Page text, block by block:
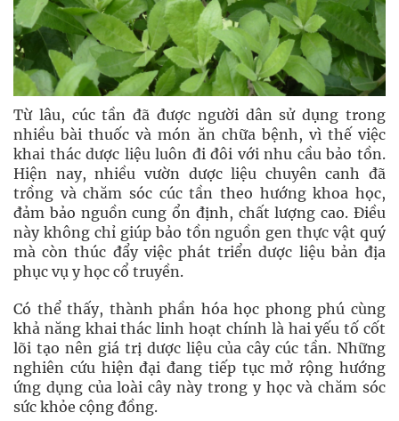
Từ lâu, cúc tần đã được người dân sử dụng trong
nhiều bài thuốc và món ăn chữa bệnh, vì thế việc
khai thác dược liệu luôn đi đôi với nhu cầu bảo tồn.
Hiện nay, nhiều vườn dược liệu chuyên canh đã
trồng và chăm sóc cúc tần theo hướng khoa học,
đảm bảo nguồn cung ổn định, chất lượng cao. Điều
này không chỉ giúp bảo tồn nguồn gen thực vật quý
mà còn thúc đẩy việc phát triển dược liệu bản địa
phục vụ y học cổ truyền.
Có thể thấy, thành phần hóa học phong phú cùng
khả năng khai thác linh hoạt chính là hai yếu tố cốt
lõi tạo nên giá trị dược liệu của cây cúc tần. Những
nghiên cứu hiện đại đang tiếp tục mở rộng hướng
ứng dụng của loài cây này trong y học và chăm sóc
sức khỏe cộng đồng.